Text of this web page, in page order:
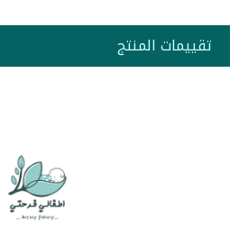
تقييمات المنتج